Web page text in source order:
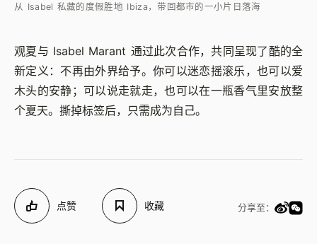
从 Isabel 私藏的度假胜地 Ibiza，带回都市的一小片日落海
观夏与 Isabel Marant 通过此次合作，共同呈现了酷的全
新定义：不再由外界给予。你可以迷恋摇滚乐，也可以爱
木头的安静；可以说走就走，也可以在一瓶香气里安放整
个夏天。撕掉标签后，只需成为自己。
点赞 收藏 分享至：